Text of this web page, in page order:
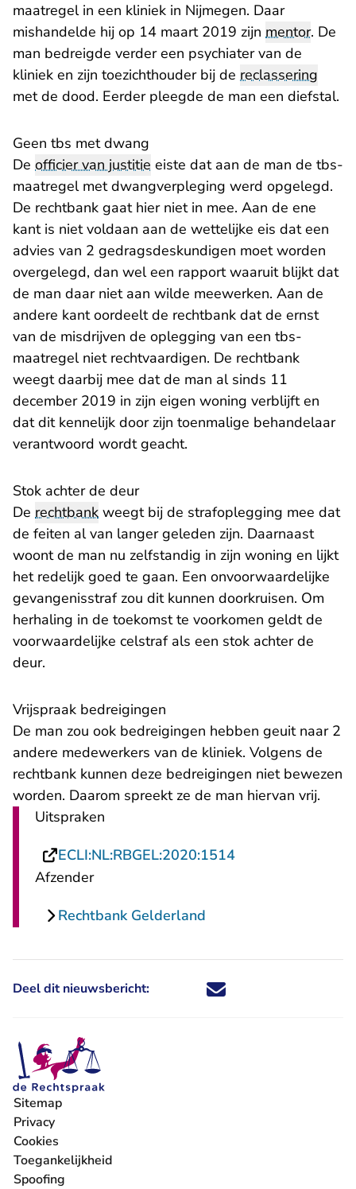
maatregel in een kliniek in Nijmegen. Daar
mishandelde hij op 14 maart 2019 zijn mentor. De
man bedreigde verder een psychiater van de
kliniek en zijn toezichthouder bij de reclassering
met de dood. Eerder pleegde de man een diefstal.
Geen tbs met dwang
De officier van justitie eiste dat aan de man de tbs-
maatregel met dwangverpleging werd opgelegd.
De rechtbank gaat hier niet in mee. Aan de ene
kant is niet voldaan aan de wettelijke eis dat een
advies van 2 gedragsdeskundigen moet worden
overgelegd, dan wel een rapport waaruit blijkt dat
de man daar niet aan wilde meewerken. Aan de
andere kant oordeelt de rechtbank dat de ernst
van de misdrijven de oplegging van een tbs-
maatregel niet rechtvaardigen. De rechtbank
weegt daarbij mee dat de man al sinds 11
december 2019 in zijn eigen woning verblijft en
dat dit kennelijk door zijn toenmalige behandelaar
verantwoord wordt geacht.
Stok achter de deur
De rechtbank weegt bij de strafoplegging mee dat
de feiten al van langer geleden zijn. Daarnaast
woont de man nu zelfstandig in zijn woning en lijkt
het redelijk goed te gaan. Een onvoorwaardelijke
gevangenisstraf zou dit kunnen doorkruisen. Om
herhaling in de toekomst te voorkomen geldt de
voorwaardelijke celstraf als een stok achter de
deur.
Vrijspraak bedreigingen
De man zou ook bedreigingen hebben geuit naar 2
andere medewerkers van de kliniek. Volgens de
rechtbank kunnen deze bedreigingen niet bewezen
worden. Daarom spreekt ze de man hiervan vrij.
Uitspraken
ECLI:NL:RBGEL:2020:1514- U verlaat
Afzender
Rechtbank Gelderland
Deel dit nieuwsbericht: Deel dit nieuwsbericht via X -
Deel dit nieuwsbericht via
Deel dit nieuwsbericht
Deel dit
Sitemap
Privacy
Cookies
Toegankelijkheid
Spoofing